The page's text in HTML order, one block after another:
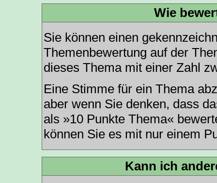
Wie
Sie können einen
Themenbewertung auf der
dieses Thema mit einer Zahl
Eine Stimme für ein Thema
aber wenn Sie denken, dass
als »10 Punkte Thema«
können Sie es mit nur einem
Kann ich